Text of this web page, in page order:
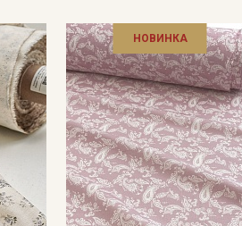
НОВИНКА